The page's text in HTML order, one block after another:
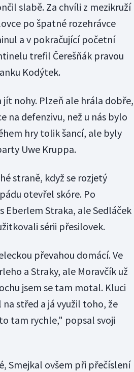
slabě. Za chvíli z mezikruží
po špatné rozehrávce
a v pokračující početní
trefil Čerešňák pravou
Kodýtek.
nohy. Plzeň ale hrála dobře,
na defenzivu, než u nás bylo
hry tolik šancí, ale byly
Uwe Kruppa.
straně, když se rozjetý
otevřel skóre. Po
Straka, ale Sedláček
sérii přesilovek.
převahou domácí. Ve
a Straky, ale Moravčík už
jsem se tam motal. Kluci
střed a já využil toho, že
tam rychle," popsal svoji
Smejkal ovšem při přečíslení